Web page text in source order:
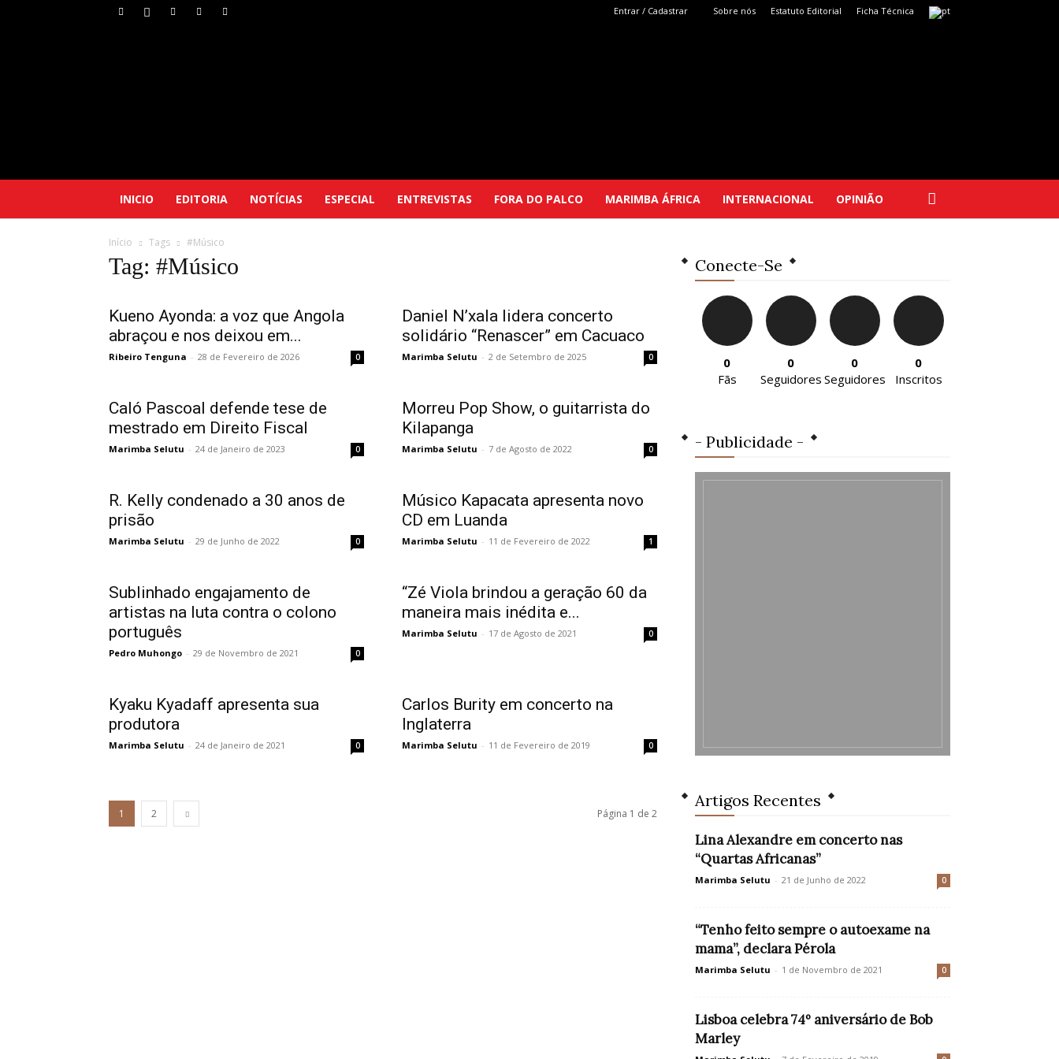
Entrar / Cadastrar Sobre nós Estatuto Editorial Ficha Técnica
INICIO EDITORIA NOTÍCIAS ESPECIAL ENTREVISTAS FORA DO PALCO MARIMBA ÁFRICA INTERNACIONAL OPINIÃO
Início Tags #Músico
Tag: #Músico
Kueno Ayonda: a voz que Angola
abraçou e nos deixou em...
Ribeiro Tenguna - 28 de Fevereiro de 2026 0
Daniel N’xala lidera concerto
solidário “Renascer” em Cacuaco
Marimba Selutu - 2 de Setembro de 2025 0
Caló Pascoal defende tese de
mestrado em Direito Fiscal
Marimba Selutu - 24 de Janeiro de 2023 0
Morreu Pop Show, o guitarrista do
Kilapanga
Marimba Selutu - 7 de Agosto de 2022 0
R. Kelly condenado a 30 anos de
prisão
Marimba Selutu - 29 de Junho de 2022 0
Músico Kapacata apresenta novo
CD em Luanda
Marimba Selutu - 11 de Fevereiro de 2022 1
Sublinhado engajamento de
artistas na luta contra o colono
português
Pedro Muhongo - 29 de Novembro de 2021 0
“Zé Viola brindou a geração 60 da
maneira mais inédita e...
Marimba Selutu - 17 de Agosto de 2021 0
Kyaku Kyadaff apresenta sua
produtora
Marimba Selutu - 24 de Janeiro de 2021 0
Carlos Burity em concerto na
Inglaterra
Marimba Selutu - 11 de Fevereiro de 2019 0
1 2 Página 1 de 2
Conecte-Se
0
Fãs
0
Seguidores
0
Seguidores
0
Inscritos
- Publicidade -
Artigos Recentes
Lina Alexandre em concerto nas
“Quartas Africanas”
Marimba Selutu - 21 de Junho de 2022 0
“Tenho feito sempre o autoexame na
mama”, declara Pérola
Marimba Selutu - 1 de Novembro de 2021 0
Lisboa celebra 74º aniversário de Bob
Marley